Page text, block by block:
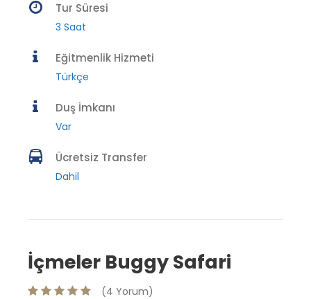
Tur Süresi
3 Saat
Eğitmenlik Hizmeti
Türkçe
Duş İmkanı
Var
Ücretsiz Transfer
Dahil
İçmeler Buggy Safari
(4 Yorum)